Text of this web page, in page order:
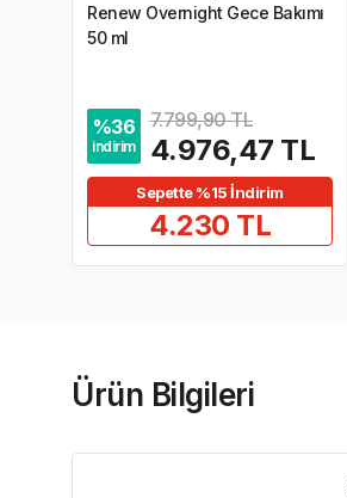
Renew Overnight Gece Bakımı
50 ml
%36
indirim
7.799,90 TL
4.976,47 TL
Sepette %15 İndirim
4.230 TL
Ürün Bilgileri